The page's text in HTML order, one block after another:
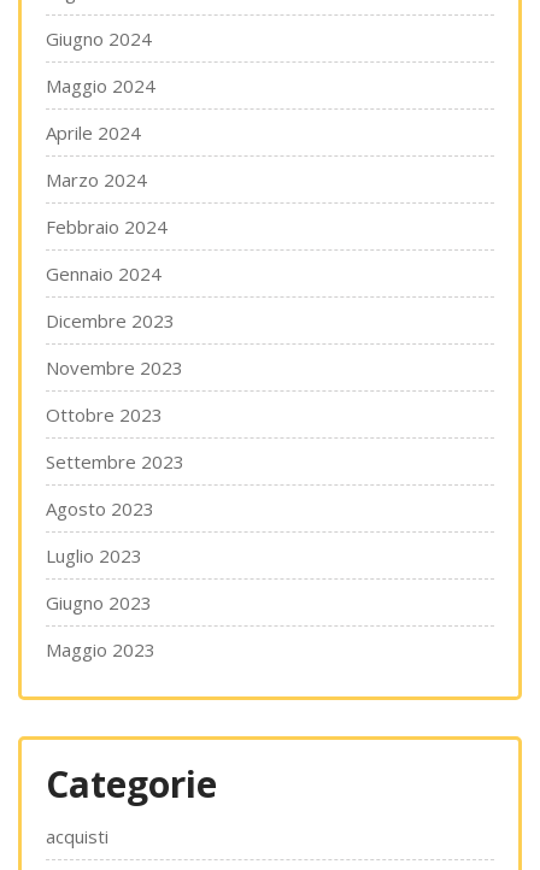
Giugno 2024
Maggio 2024
Aprile 2024
Marzo 2024
Febbraio 2024
Gennaio 2024
Dicembre 2023
Novembre 2023
Ottobre 2023
Settembre 2023
Agosto 2023
Luglio 2023
Giugno 2023
Maggio 2023
Categorie
acquisti